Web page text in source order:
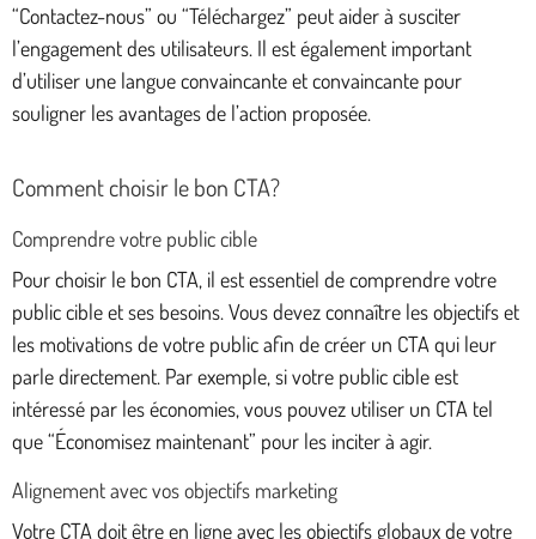
“Contactez-nous” ou “Téléchargez” peut aider à susciter
l’engagement des utilisateurs. Il est également important
d’utiliser une langue convaincante et convaincante pour
souligner les avantages de l’action proposée.
Comment choisir le bon CTA?
Comprendre votre public cible
Pour choisir le bon CTA, il est essentiel de comprendre votre
public cible et ses besoins. Vous devez connaître les objectifs et
les motivations de votre public afin de créer un CTA qui leur
parle directement. Par exemple, si votre public cible est
intéressé par les économies, vous pouvez utiliser un CTA tel
que “Économisez maintenant” pour les inciter à agir.
Alignement avec vos objectifs marketing
Votre CTA doit être en ligne avec les objectifs globaux de votre